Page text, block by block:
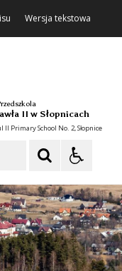
Wersja tekstowa
II w Słopnicach
Primary School No. 2, Słopnice